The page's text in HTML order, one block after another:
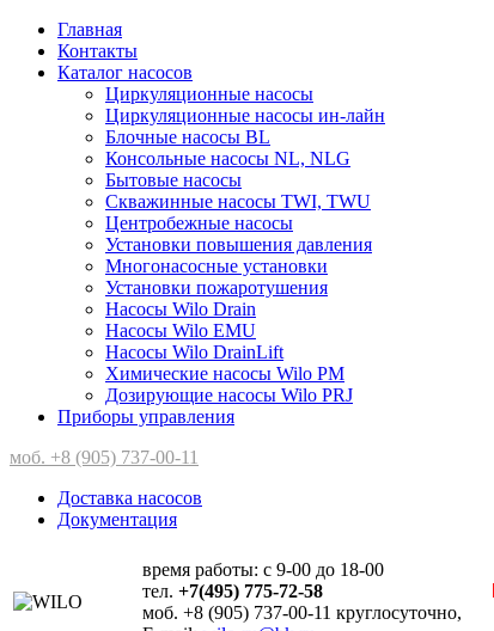
Главная
Контакты
Каталог насосов
Циркуляционные насосы
Циркуляционные насосы ин-лайн
Блочные насосы BL
Консольные насосы NL, NLG
Бытовые насосы
Скважинные насосы TWI, TWU
Центробежные насосы
Установки повышения давления
Многонасосные установки
Установки пожаротушения
Насосы Wilo Drain
Насосы Wilo EMU
Насосы Wilo DrainLift
Химические насосы Wilo PM
Дозирующие насосы Wilo PRJ
Приборы управления
моб. +8 (905) 737-00-11
Доставка насосов
Документация
время работы: с 9-00 до 18-00
тел. +7(495) 775-72-58
моб. +8 (905) 737-00-11 круглосуточно,